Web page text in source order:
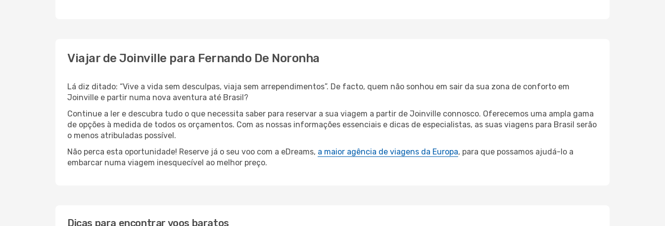
Viajar de Joinville para Fernando De Noronha
Lá diz ditado: “Vive a vida sem desculpas, viaja sem arrependimentos”. De facto, quem não sonhou em sair da sua zona de conforto em
Joinville e partir numa nova aventura até Brasil?
Continue a ler e descubra tudo o que necessita saber para reservar a sua viagem a partir de Joinville connosco. Oferecemos uma ampla gama
de opções à medida de todos os orçamentos. Com as nossas informações essenciais e dicas de especialistas, as suas viagens para Brasil serão
o menos atribuladas possível.
Não perca esta oportunidade! Reserve já o seu voo com a eDreams, a maior agência de viagens da Europa, para que possamos ajudá-lo a
embarcar numa viagem inesquecível ao melhor preço.
Dicas para encontrar voos baratos